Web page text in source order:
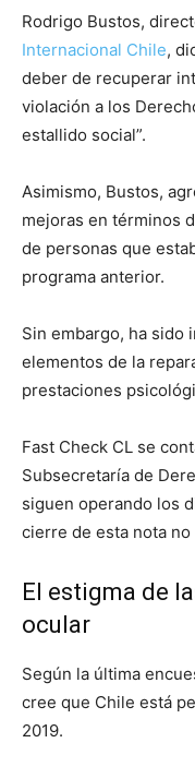
Rodrigo Bustos,
Internacional Chile,
deber de recuperar
violación a los
estallido social”.
Asimismo, Bustos,
mejoras en términos
de personas que
programa anterior.
Sin embargo, ha sido
elementos de la
prestaciones
Fast Check CL se
Subsecretaría de
siguen operando los
cierre de esta nota
El estigma de
ocular
Según la última
cree que Chile está
2019.